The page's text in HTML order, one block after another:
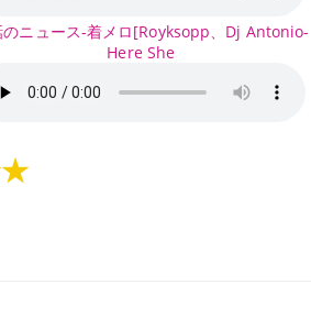
のニュース-着メロ[Royksopp、Dj Antonio-
Here She